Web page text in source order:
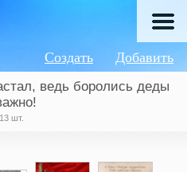
Добавить
Создать
ведь боролись деды
шт.